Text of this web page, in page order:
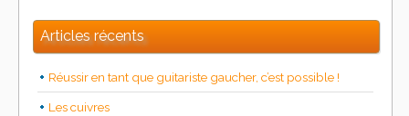
Articles récents
Réussir en tant que guitariste gaucher, c’est possible !
Les cuivres